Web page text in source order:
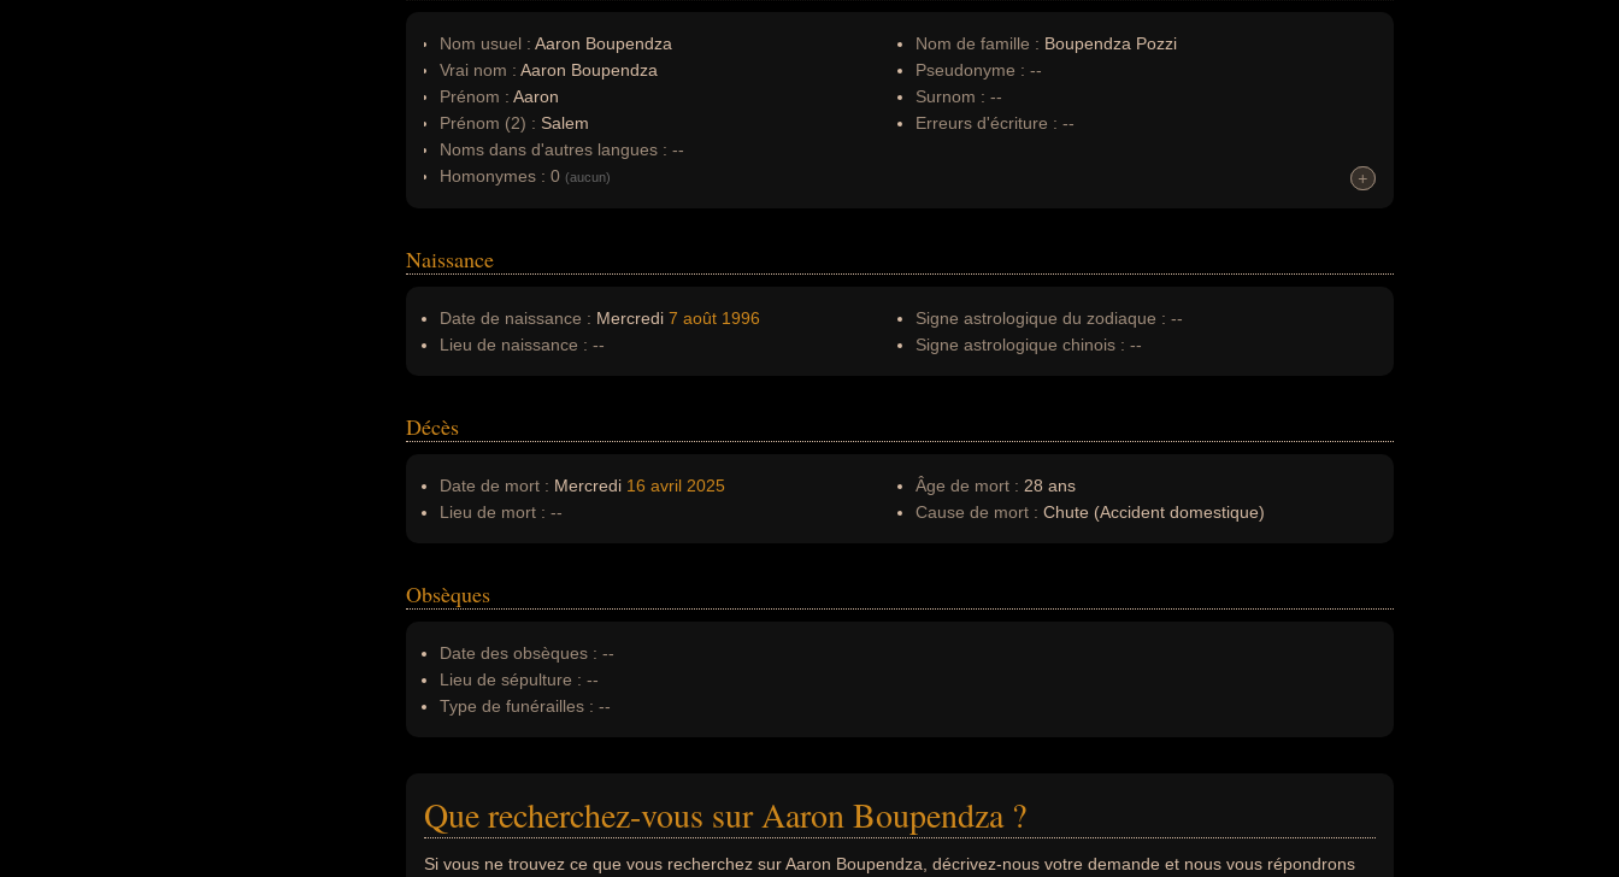
Nom usuel : Aaron Boupendza
Vrai nom : Aaron Boupendza
Prénom : Aaron
Prénom (2) : Salem
Noms dans d'autres langues : --
Homonymes : 0 (aucun)
Nom de famille : Boupendza Pozzi
Pseudonyme : --
Surnom : --
Erreurs d'écriture : --
+
+
Naissance
Date de naissance : Mercredi 7 août 1996
Lieu de naissance : --
Signe astrologique du zodiaque : --
Signe astrologique chinois : --
Décès
Date de mort : Mercredi 16 avril 2025
Lieu de mort : --
Âge de mort : 28 ans
Cause de mort : Chute (Accident domestique)
Obsèques
Date des obsèques : --
Lieu de sépulture : --
Type de funérailles : --
Que recherchez-vous sur Aaron Boupendza ?
Si vous ne trouvez ce que vous recherchez sur Aaron Boupendza, décrivez-nous votre demande et nous vous répondrons